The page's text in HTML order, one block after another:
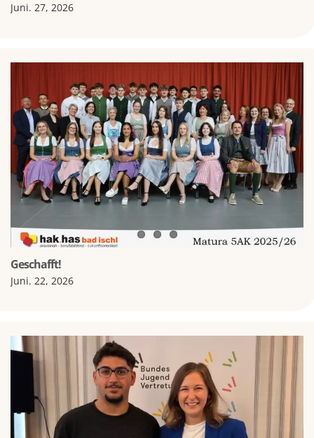
Juni. 27, 2026
Geschafft!
Juni. 22, 2026